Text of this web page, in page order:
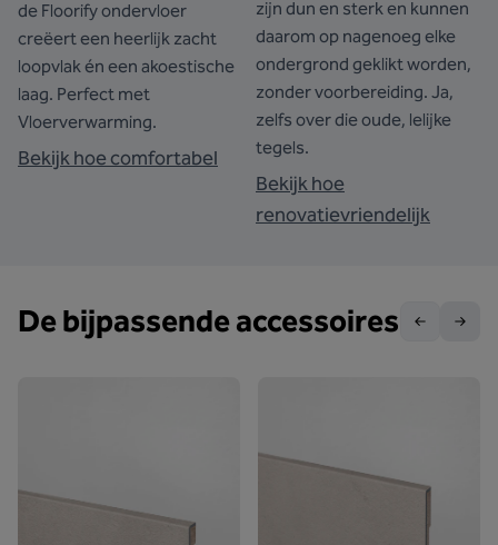
de Floorify ondervloer
creëert een heerlijk zacht
loopvlak én een akoestische
laag. Perfect met
Vloerverwarming.
Bekijk hoe comfortabel
zijn dun en sterk en kunnen
daarom op nagenoeg elke
ondergrond geklikt worden,
zonder voorbereiding. Ja,
zelfs over die oude, lelijke
tegels.
Bekijk hoe
renovatievriendelijk
De bijpassende accessoires